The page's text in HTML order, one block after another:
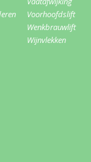
Voorhoofdslift
Wenkbrauwlift
Wijnvlekken